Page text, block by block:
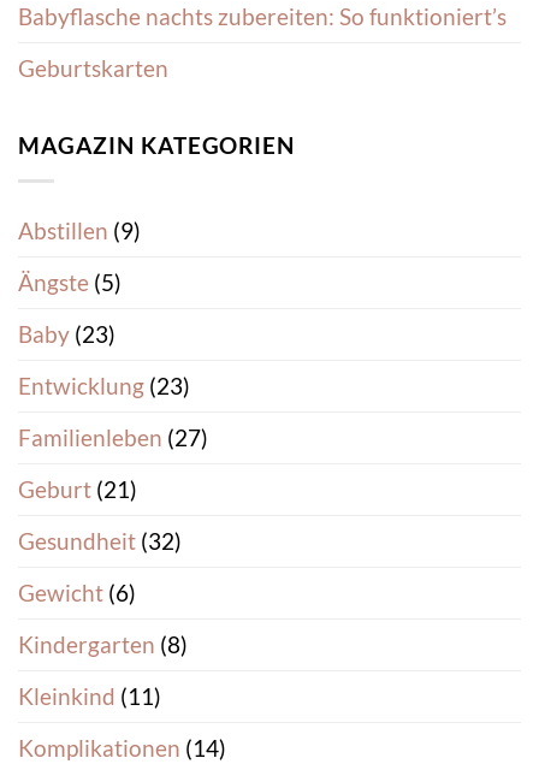
Babyflasche nachts zubereiten: So funktioniert’s
Geburtskarten
MAGAZIN KATEGORIEN
Abstillen (9)
Ängste (5)
Baby (23)
Entwicklung (23)
Familienleben (27)
Geburt (21)
Gesundheit (32)
Gewicht (6)
Kindergarten (8)
Kleinkind (11)
Komplikationen (14)